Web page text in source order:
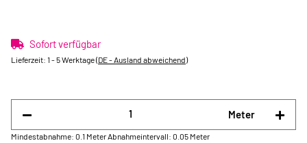
Sofort verfügbar
Lieferzeit: 1 - 5 Werktage(DE - Ausland abweichend)
Meter
Mindestabnahme: 0.1 Meter Abnahmeintervall: 0.05 Meter